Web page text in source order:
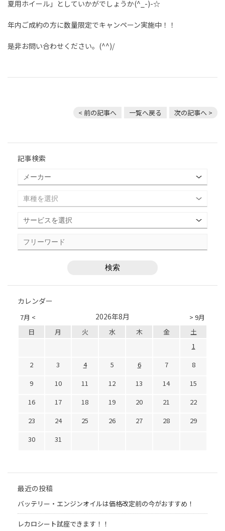
夏用ホイール」としていかがでしょうか(^_-)-☆
年内ご成約の方に数量限定でキャンペーン実施中！！
是非お問い合わせください。(^^)/
< 前の記事へ 一覧へ戻る 次の記事へ >
記事検索
カレンダー
7月 < > 9月
2026年8月
日 月 火 水 木 金
土
1
2
3 4 5 6 7
8
9
10 11 12 13 14
15
16
17 18 19 20 21
22
23
24 25 26 27 28
29
30
31
最近の投稿
バッテリー・エンジンオイルは価格改定前の今がおすすめ！
レカロシート試座できます！！